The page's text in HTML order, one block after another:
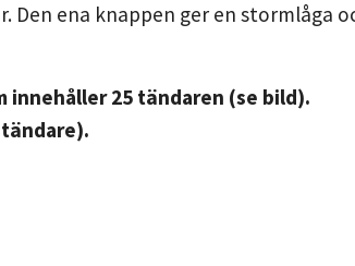
ena knappen ger en stormlåga
innehåller 25 tändaren (se bild).